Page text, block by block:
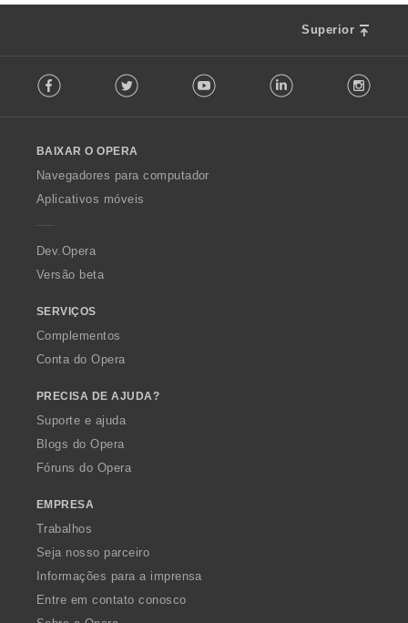
Superior
o
w
O
p
a
Facebook Twitter Youtube LinkedIn
BAIXAR O OPERA
Navegadores para computador
Aplicativos móveis
Dev.Opera
Versão beta
SERVIÇOS
Complementos
Conta do Opera
PRECISA DE AJUDA?
Suporte e ajuda
Blogs do Opera
Fóruns do Opera
EMPRESA
Trabalhos
Seja nosso parceiro
Informações para a imprensa
Entre em contato conosco